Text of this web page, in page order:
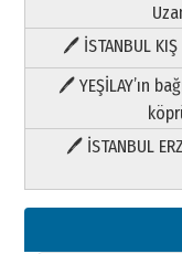
🖊 İSTANBUL KIŞ
🖊 YEŞİLAY’ın
🖊 İSTANBUL
09
Yusuf
yazar
11 Mayıs